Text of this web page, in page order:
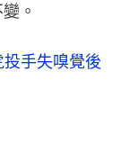
。
手失嗅覺後